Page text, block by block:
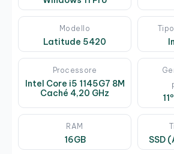
Modello
Latitude 5420
Processore
Intel Core i5 1145G7 8M
Caché 4,20 GHz
RAM
16GB SSD